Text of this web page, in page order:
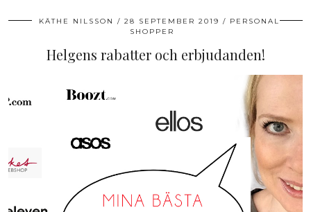
KÄTHE NILSSON 28 SEPTEMBER 2019
PERSONAL
SHOPPER
Helgens rabatter och erbjudanden!